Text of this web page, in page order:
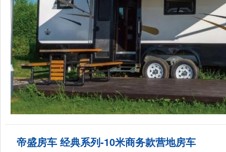
帝盛房车 经典系列-10米商务款营地房车